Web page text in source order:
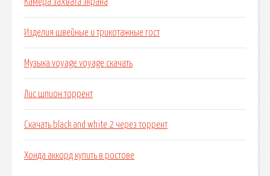
Камера захвата экрана
Изделия швейные и трикотажные гост
Музыка voyage voyage скачать
Лис шпион торрент
Скачать black and white 2 через торрент
Хонда аккорд купить в ростове